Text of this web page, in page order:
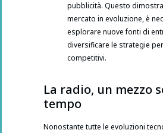
pubblicità. Questo
mercato in evoluzione, è
esplorare nuove fonti di
diversificare le strategie
competitivi.
La radio, un mezzo
tempo
Nonostante tutte le evoluzioni